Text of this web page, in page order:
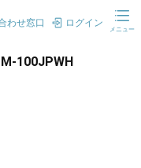
わせ窓口 ログイン
メニュー
100JPWH